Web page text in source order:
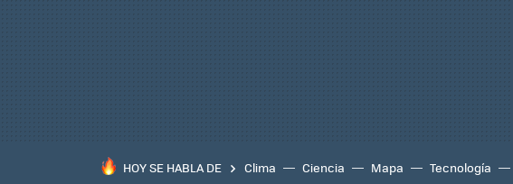
HOY SE HABLA DE Clima Ciencia Mapa Tecnología